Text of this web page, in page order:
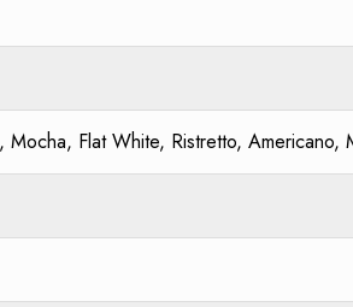
Mocha, Flat White, Ristretto, Americano,